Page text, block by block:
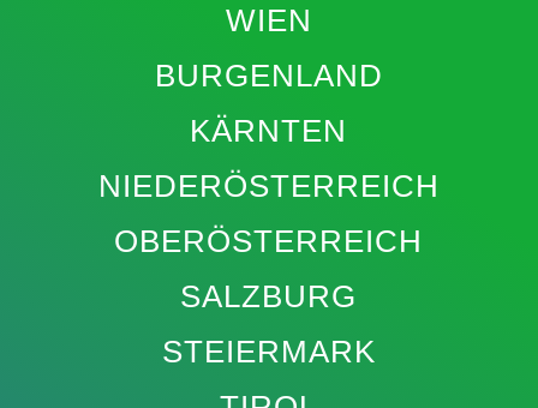
WIEN
BURGENLAND
KÄRNTEN
NIEDERÖSTERREICH
OBERÖSTERREICH
SALZBURG
STEIERMARK